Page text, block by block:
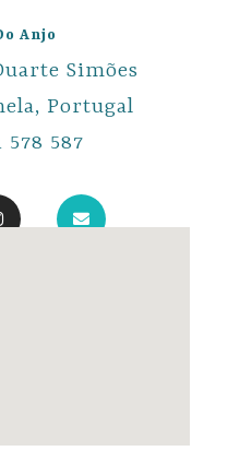
Anjo
Simões
Portugal
578 587